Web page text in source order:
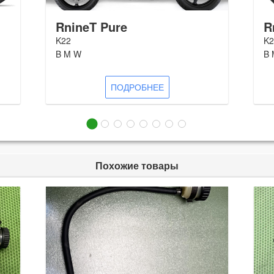
RnineT Pure
K22
B M W
ПОДРОБНЕЕ
B
Похожие товары